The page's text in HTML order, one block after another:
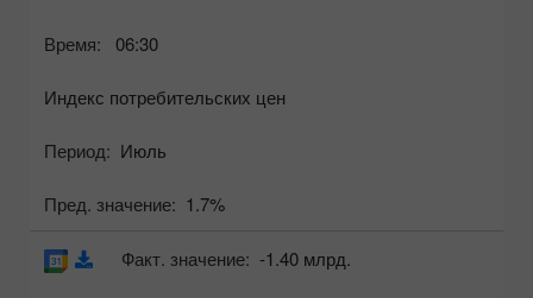
Время: 06:30
Индекс потребительских цен
Период: Июль
Пред. значение: 1.7%
Факт. значение: -1.40 млрд.